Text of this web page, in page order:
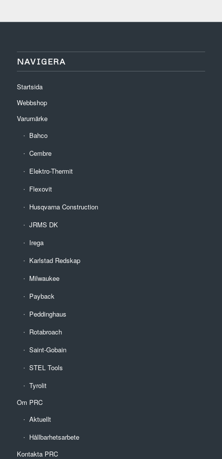
NAVIGERA
Startsida
Webbshop
Varumärke
Bahco
Cembre
Elektro-Thermit
Flexovit
Husqvarna Construction
JRMS DK
Irega
Karlstad Redskap
Milwaukee
Payback
Peddinghaus
Rotabroach
Saint-Gobain
STEL Tools
Tyrolit
Om PRC
Aktuellt
Hållbarhetsarbete
Kontakta PRC